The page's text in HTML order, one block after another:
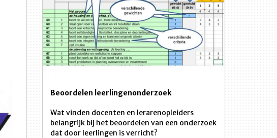
Beoordelen leerlingenonderzoek
Wat vinden docenten en lerarenopleiders
belangrijk bij het beoordelen van een onderzoek
dat door leerlingen is verricht?